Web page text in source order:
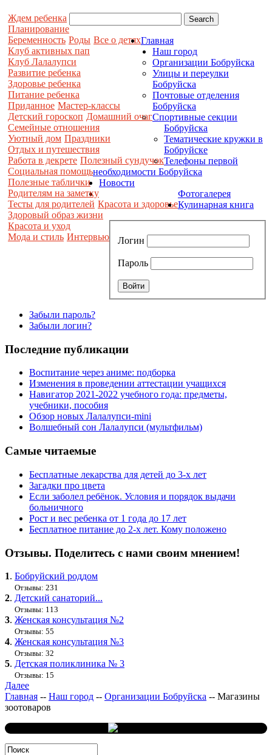
Ждем ребенка
Планирование
Беременность Роды Все о детях
Клуб активных пап
Клуб Лалалупси
Развитие ребенка
Здоровье ребенка
Питание ребенка
Приданное Мастер-классы
Детский гороскоп Домашний очаг
Семейные отношения
Уютный дом Праздники
Отдых и путешествия
Работа в декрете Полезный сундучок
Социальная помощь
Полезные таблички
Родителям на заметку
Тесты для родителей Красота и здоровье
Здоровый образ жизни
Красота и уход
Мода и стиль Интервью
Главная
Наш город
Организации Бобруйска
Улицы и переулки
Бобруйска
Почтовые отделения
Бобруйска
Спортивные секции
Бобруйска
Тематические кружки в
Бобруйске
Телефоны первой
необходимости Бобруйска
Новости
Фотогалерея
Кулинарная книга
Логин
Пароль
Забыли пароль?
Забыли логин?
Последние публикации
Воспитание через аниме: подборка
Изменения в проведении аттестации учащихся
Навигатор 2021-2022 учебного года: предметы,
учебники, пособия
Обзор новых Лалалупси-mini
Волшебный сон Лалалупси (мультфильм)
Самые читаемые
Бесплатные лекарства для детей до 3-х лет
Загадки про цвета
Если заболел ребёнок. Условия и порядок выдачи
больничного
Рост и вес ребенка от 1 года до 17 лет
Бесплатное питание до 2-х лет. Кому положено
Отзывы. Поделитесь с нами своим мнением!
1. Бобруйский роддом
Отзывы: 231
2. Детский санаторий...
Отзывы: 113
3. Женская консультация №2
Отзывы: 55
4. Женская консультация №3
Отзывы: 32
5. Детская поликлиника № 3
Отзывы: 15
Далее
Главная -- Наш город -- Организации Бобруйска -- Магазины
зоотоваров